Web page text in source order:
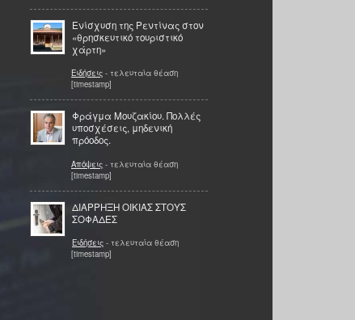
Ενίσχυση της Ρεντίνας στον
«θρησκευτικό τουριστικό
χάρτη»
Ειδήσεις - τελευταία θέαση
[timestamp]
Φράγμα Μουζακίου. Πολλές
υποσχέσεις, μηδενική
πρόοδος.
Απόψεις - τελευταία θέαση
[timestamp]
ΔΙΑΡΡΗΞΗ ΟΙΚΙΑΣ ΣΤΟΥΣ
ΣΟΦΑΔΕΣ
Ειδήσεις - τελευταία θέαση
[timestamp]